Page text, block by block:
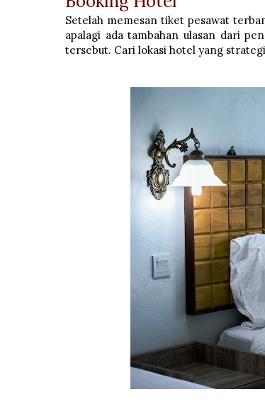
Setelah memesan tiket pesawat
apalagi ada tambahan ulasan dari
tersebut. Cari lokasi hotel yang